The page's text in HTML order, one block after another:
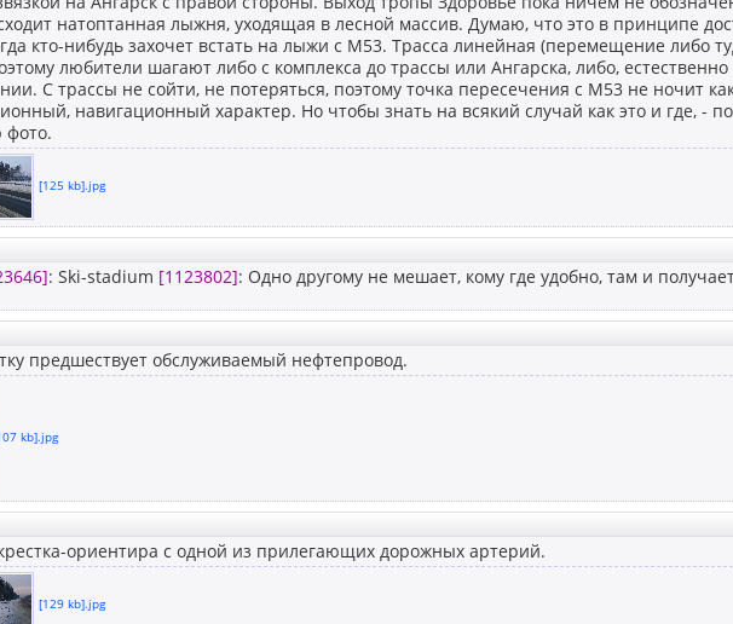
натоптанная лыжня, уходящая в лесной массив. Думаю, что это в принципе
кто-нибудь захочет встать на лыжи с М53. Трасса линейная (перемещение либо
любители шагают либо с комплекса до трассы или Ангарска, либо,
С трассы не сойти, не потеряться, поэтому точка пересечения с М53 не ночит
навигационный характер. Но чтобы знать на всякий случай как это и где, -
фото.
[125 kb].jpg
: Ski-stadium [1123802]: Одно другому не мешает, кому где удобно, там и
предшествует обслуживаемый нефтепровод.
kb].jpg
ориентира с одной из прилегающих дорожных артерий.
[129 kb].jpg